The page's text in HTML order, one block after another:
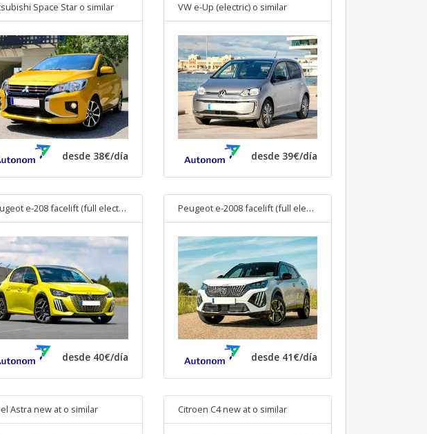
Space Star o similar
desde 38€/día
VW e-Up (electric) o similar
desde 39€/día
Peugeot e-208 facelift (full electric)
desde 40€/día
Peugeot e-2008 facelift (full electric)
desde 41€/día
Astra new at o similar Citroen C4 new at o similar